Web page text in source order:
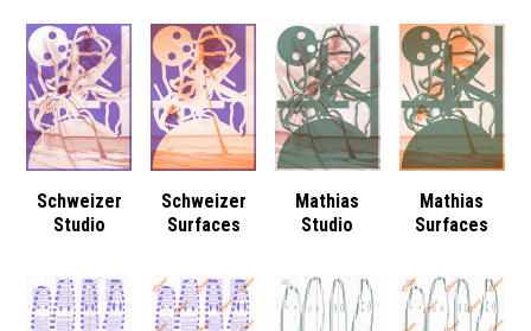
Schweizer
Studio
Schweizer
Surfaces
Mathias
Studio
Mathias
Surfaces